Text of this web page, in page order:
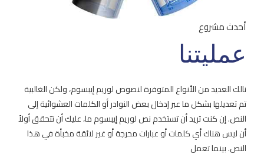
أحدث مشروع
عمليتنا
نالك العديد من الأنواع المتوفرة لنصوص لوريم إيبسوم، ولكن الغالبية
تم تعديلها بشكل ما عبر إدخال بعض النوادر أو الكلمات العشوائية إلى
النص. إن كنت تريد أن تستخدم نص لوريم إيبسوم ما، عليك أن تتحقق أولاً
أن ليس هناك أي كلمات أو عبارات محرجة أو غير لائقة مخبأة في هذا
النص. بينما تعمل